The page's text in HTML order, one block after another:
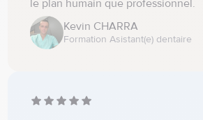
le plan humain que professionnel.
Kevin CHARRA
Formation Asistant(e) dentaire